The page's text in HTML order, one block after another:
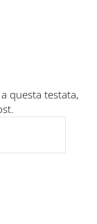
questa testata,